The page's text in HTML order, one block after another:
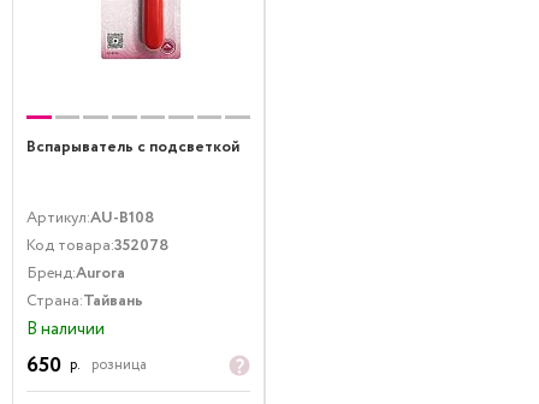
Вспарыватель с подсветкой
Артикул:AU-B108
Код товара:352078
Бренд:Aurora
Страна:Тайвань
В наличии
650 р. розница